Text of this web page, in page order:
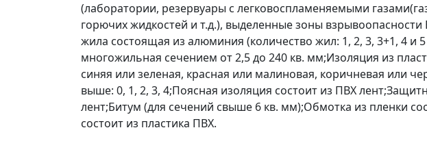
(лаборатории, резервуары с легковоспламеняемыми
горючих жидкостей и т.д.), выделенные зоны
жила состоящая из алюминия (количество жил: 1, 2, 3, 3+1, 4 и
многожильная сечением от 2,5 до 240 кв. мм;Изоляция из
синяя или зеленая, красная или малиновая, коричневая или
выше: 0, 1, 2, 3, 4;Поясная изоляция состоит из ПВХ
лент;Битум (для сечений свыше 6 кв. мм);Обмотка из пленки
состоит из пластика ПВХ.